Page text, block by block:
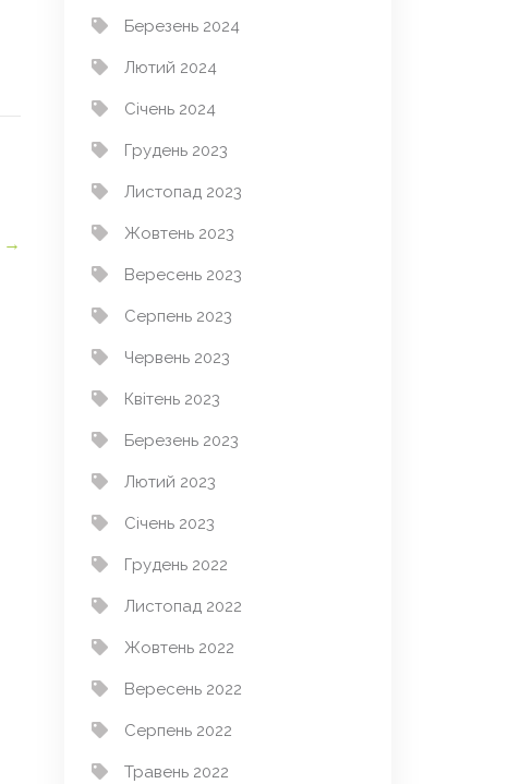
→
Березень 2024
Лютий 2024
Січень 2024
Грудень 2023
Листопад 2023
Жовтень 2023
Вересень 2023
Серпень 2023
Червень 2023
Квітень 2023
Березень 2023
Лютий 2023
Січень 2023
Грудень 2022
Листопад 2022
Жовтень 2022
Вересень 2022
Серпень 2022
Травень 2022